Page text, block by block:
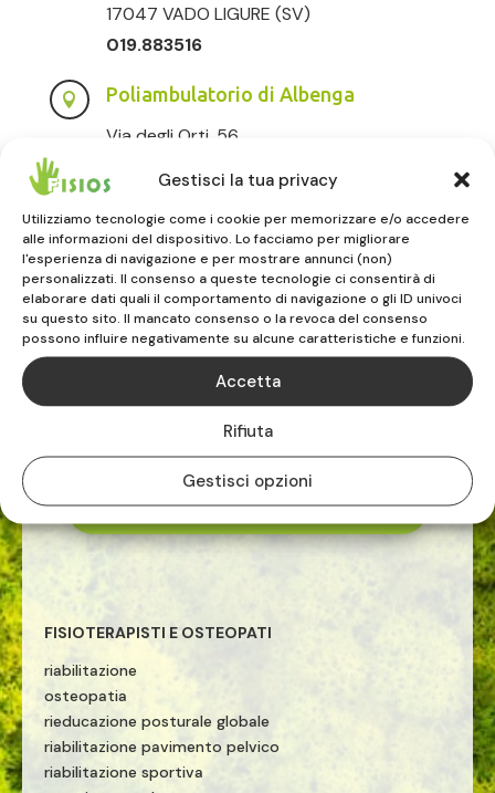
Gestisci la tua privacy
Utilizziamo tecnologie come i cookie per memorizzare e/o accedere
alle informazioni del dispositivo. Lo facciamo per migliorare
l'esperienza di navigazione e per mostrare annunci (non)
personalizzati. Il consenso a queste tecnologie ci consentirà di
elaborare dati quali il comportamento di navigazione o gli ID univoci
su questo sito. Il mancato consenso o la revoca del consenso
possono influire negativamente su alcune caratteristiche e funzioni.
Accetta
Rifiuta
Gestisci opzioni
17047 VADO LIGURE (SV)
019.883516
 Poliambulatorio di Albenga
Via degli Orti, 56
0182.232020
FISIOS
ALBENGA | VADO LIGURE | CELLE LIGURE
 TEL. 019.883516
FISIOTERAPISTI E OSTEOPATI
riabilitazione
osteopatia
rieducazione posturale globale
riabilitazione pavimento pelvico
riabilitazione sportiva